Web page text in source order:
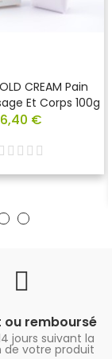
CREAM Pain
Et Corps 100g
6,40 €
remboursé
jours suivant la
de votre produit